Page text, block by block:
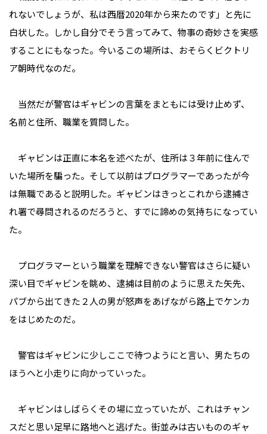
れないでしょうが、私は西暦2020年から来たのです」と先に
白状した。しかし自分でそう言ってみて、物事の奇妙さを実感
することにもなった。今いるこの場所は、おそらくビクトリ
ア朝時代なのだ。
当然だが警官はギャビンの言葉をまともには受け止めず、
名前と住所、職業を質問した。
ギャビンは正直に本名を述べたが、住所は３年前に住んで
いた場所を騙った。そして以前はプログラマーであったが今
は無職であると説明した。ギャビンはきっとこれから逮捕さ
れ署で尋問されるのだろうと、すでに諦めの気持ちになってい
た。
プログラマーという職業を理解できない警官はさらに疑い
深い目でギャビンを眺め、逮捕は目前のように思えた矢先、
パブから出てきた２人の男が怒声をあげながら路上でケンカ
をはじめたのだ。
警官はギャビンに少しここで待つようにと言い、男たちの
ほうへと小走りに向かっていった。
ギャビンはしばらくその場に立っていたが、これはチャン
スだと思い足早に路地へと逃げた。街並みは古いもののギャ